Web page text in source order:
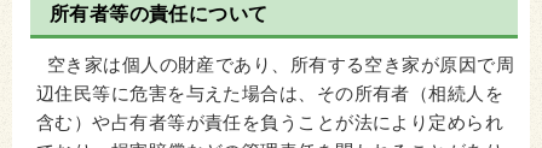
所有者等の責任について
空き家は個人の財産であり、所有する空き家が原因で周
辺住民等に危害を与えた場合は、その所有者（相続人を
含む）や占有者等が責任を負うことが法により定められ